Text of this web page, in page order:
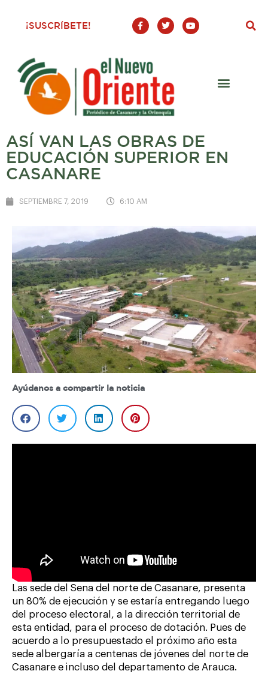
¡SUSCRÍBETE!
F
a
c
o
o
-
T
w
i
Y
o
u
ASÍ VAN LAS OBRAS DE
EDUCACIÓN SUPERIOR EN
CASANARE
SEPTIEMBRE 7, 2019 6:10 AM
Ayúdanos a compartir la noticia
Las sede del Sena del norte de Casanare, presenta
un 80% de ejecución y se estaría entregando luego
del proceso electoral, a la dirección territorial de
esta entidad, para el proceso de dotación. Pues de
acuerdo a lo presupuestado el próximo año esta
sede albergaría a centenas de jóvenes del norte de
Casanare e incluso del departamento de Arauca.